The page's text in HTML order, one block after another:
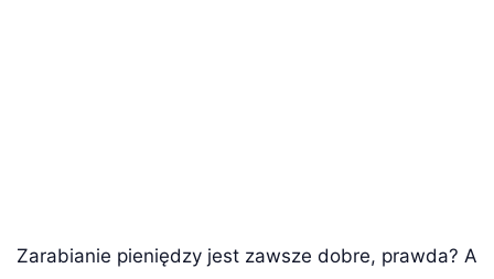
Zarabianie pieniędzy jest zawsze dobre, prawda? A